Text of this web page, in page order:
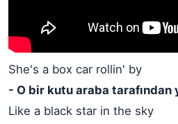
She's a box car rollin' by
- O bir kutu araba tarafından
Like a black star in the sky